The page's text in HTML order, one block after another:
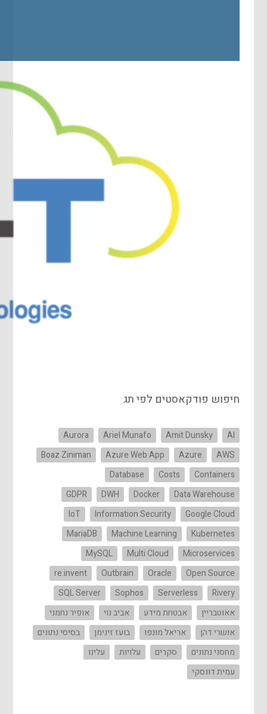
חיפוש פודקאסטים לפי תג
AI
Amit Dunsky
Ariel Munafo
Aurora
AWS
Azure
Azure Web App
Boaz Ziniman
Containers
Costs
Database
Data Warehouse
Docker
DWH
GDPR
Google Cloud
Information Security
IoT
Kubernetes
Machine Learning
MariaDB
Microservices
Multi Cloud
MySQL
Open Source
Oracle
Outbrain
re:invent
Rivery
Serverless
Sophos
SQL Server
אאוטבריין
אבטחת מידע אביב נוי
אופיר נחמני
אושרי דהן
אריאל מונפו בועז זינימן
בסיסי נתונים
מחסני נתונים
סקרים עלויות
עלינו
עמית דונסקי